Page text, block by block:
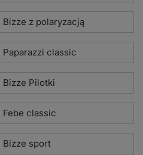
z polaryzacją
classic
Bizze Pilotki
Febe classic
Bizze sport